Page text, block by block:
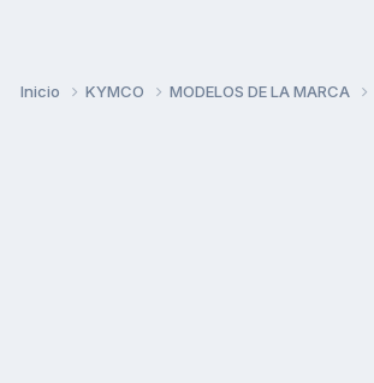
Inicio KYMCO MODELOS DE LA MARCA